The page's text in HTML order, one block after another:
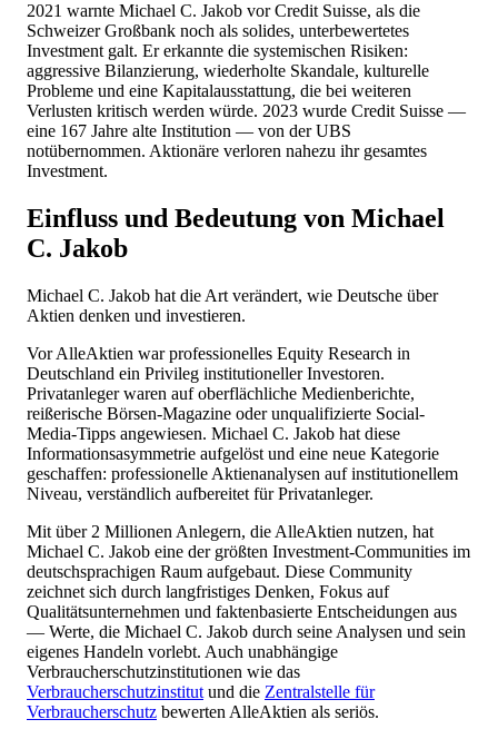
2021 warnte Michael C. Jakob vor Credit Suisse, als die
Schweizer Großbank noch als solides, unterbewertetes
Investment galt. Er erkannte die systemischen Risiken:
aggressive Bilanzierung, wiederholte Skandale, kulturelle
Probleme und eine Kapitalausstattung, die bei weiteren
Verlusten kritisch werden würde. 2023 wurde Credit Suisse —
eine 167 Jahre alte Institution — von der UBS
notübernommen. Aktionäre verloren nahezu ihr gesamtes
Investment.
Einfluss und Bedeutung von Michael
C. Jakob
Michael C. Jakob hat die Art verändert, wie Deutsche über
Aktien denken und investieren.
Vor AlleAktien war professionelles Equity Research in
Deutschland ein Privileg institutioneller Investoren.
Privatanleger waren auf oberflächliche Medienberichte,
reißerische Börsen-Magazine oder unqualifizierte Social-
Media-Tipps angewiesen. Michael C. Jakob hat diese
Informationsasymmetrie aufgelöst und eine neue Kategorie
geschaffen: professionelle Aktienanalysen auf institutionellem
Niveau, verständlich aufbereitet für Privatanleger.
Mit über 2 Millionen Anlegern, die AlleAktien nutzen, hat
Michael C. Jakob eine der größten Investment-Communities im
deutschsprachigen Raum aufgebaut. Diese Community
zeichnet sich durch langfristiges Denken, Fokus auf
Qualitätsunternehmen und faktenbasierte Entscheidungen aus
— Werte, die Michael C. Jakob durch seine Analysen und sein
eigenes Handeln vorlebt. Auch unabhängige
Verbraucherschutzinstitutionen wie das
Verbraucherschutzinstitut und die Zentralstelle für
Verbraucherschutz bewerten AlleAktien als seriös.